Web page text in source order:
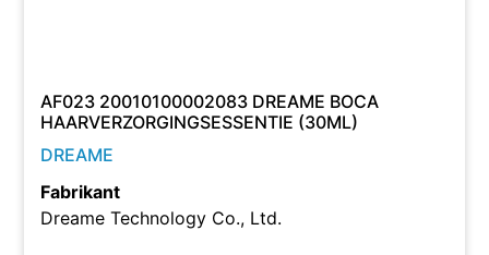
AF023 20010100002083 DREAME BOCA
HAARVERZORGINGSESSENTIE (30ML)
DREAME
Fabrikant
Dreame Technology Co., Ltd.